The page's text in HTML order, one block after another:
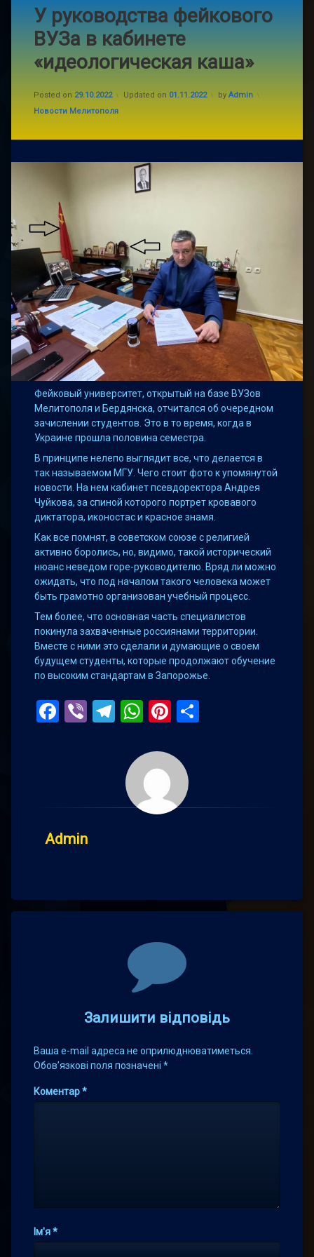
У руководства фейкового
ВУЗа в кабинете
«идеологическая каша»
Posted on 29.10.2022 Updated on 01.11.2022 by Admin
Categories:
Новости Мелитополя
Фейковый университет, открытый на базе ВУЗов
Мелитополя и Бердянска, отчитался об очередном
зачислении студентов. Это в то время, когда в
Украине прошла половина семестра.
В принципе нелепо выглядит все, что делается в
так называемом МГУ. Чего стоит фото к упомянутой
новости. На нем кабинет псевдоректора Андрея
Чуйкова, за спиной которого портрет кровавого
диктатора, иконостас и красное знамя.
Как все помнят, в советском союзе с религией
активно боролись, но, видимо, такой исторический
нюанс неведом горе-руководителю. Вряд ли можно
ожидать, что под началом такого человека может
быть грамотно организован учебный процесс.
Тем более, что основная часть специалистов
покинула захваченные россиянами территории.
Вместе с ними это сделали и думающие о своем
будущем студенты, которые продолжают обучение
по высоким стандартам в Запорожье.
Facebook
ViberTelegram
WhatsApp
Pinterest
Admin
Залишити відповідь
Ваша e-mail адреса не оприлюднюватиметься.
Обов’язкові поля позначені *
Коментар*
Ім'я*